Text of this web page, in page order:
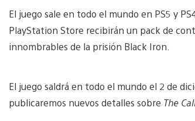
El juego sale en todo el mundo en PS5 y
PlayStation Store recibirán un pack de
innombrables de la prisión Black Iron.
El juego saldrá en todo el mundo el 2 de
publicaremos nuevos detalles sobre The